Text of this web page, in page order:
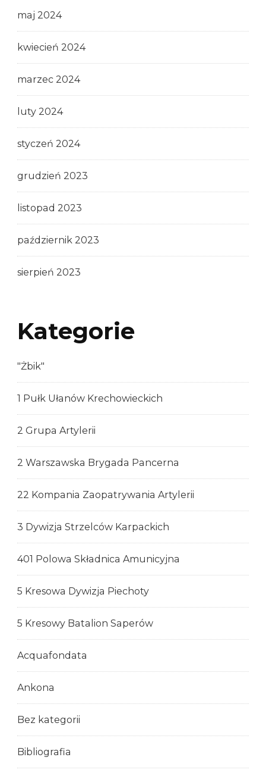
maj 2024
kwiecień 2024
marzec 2024
luty 2024
styczeń 2024
grudzień 2023
listopad 2023
październik 2023
sierpień 2023
Kategorie
"Żbik"
1 Pułk Ułanów Krechowieckich
2 Grupa Artylerii
2 Warszawska Brygada Pancerna
22 Kompania Zaopatrywania Artylerii
3 Dywizja Strzelców Karpackich
401 Polowa Składnica Amunicyjna
5 Kresowa Dywizja Piechoty
5 Kresowy Batalion Saperów
Acquafondata
Ankona
Bez kategorii
Bibliografia